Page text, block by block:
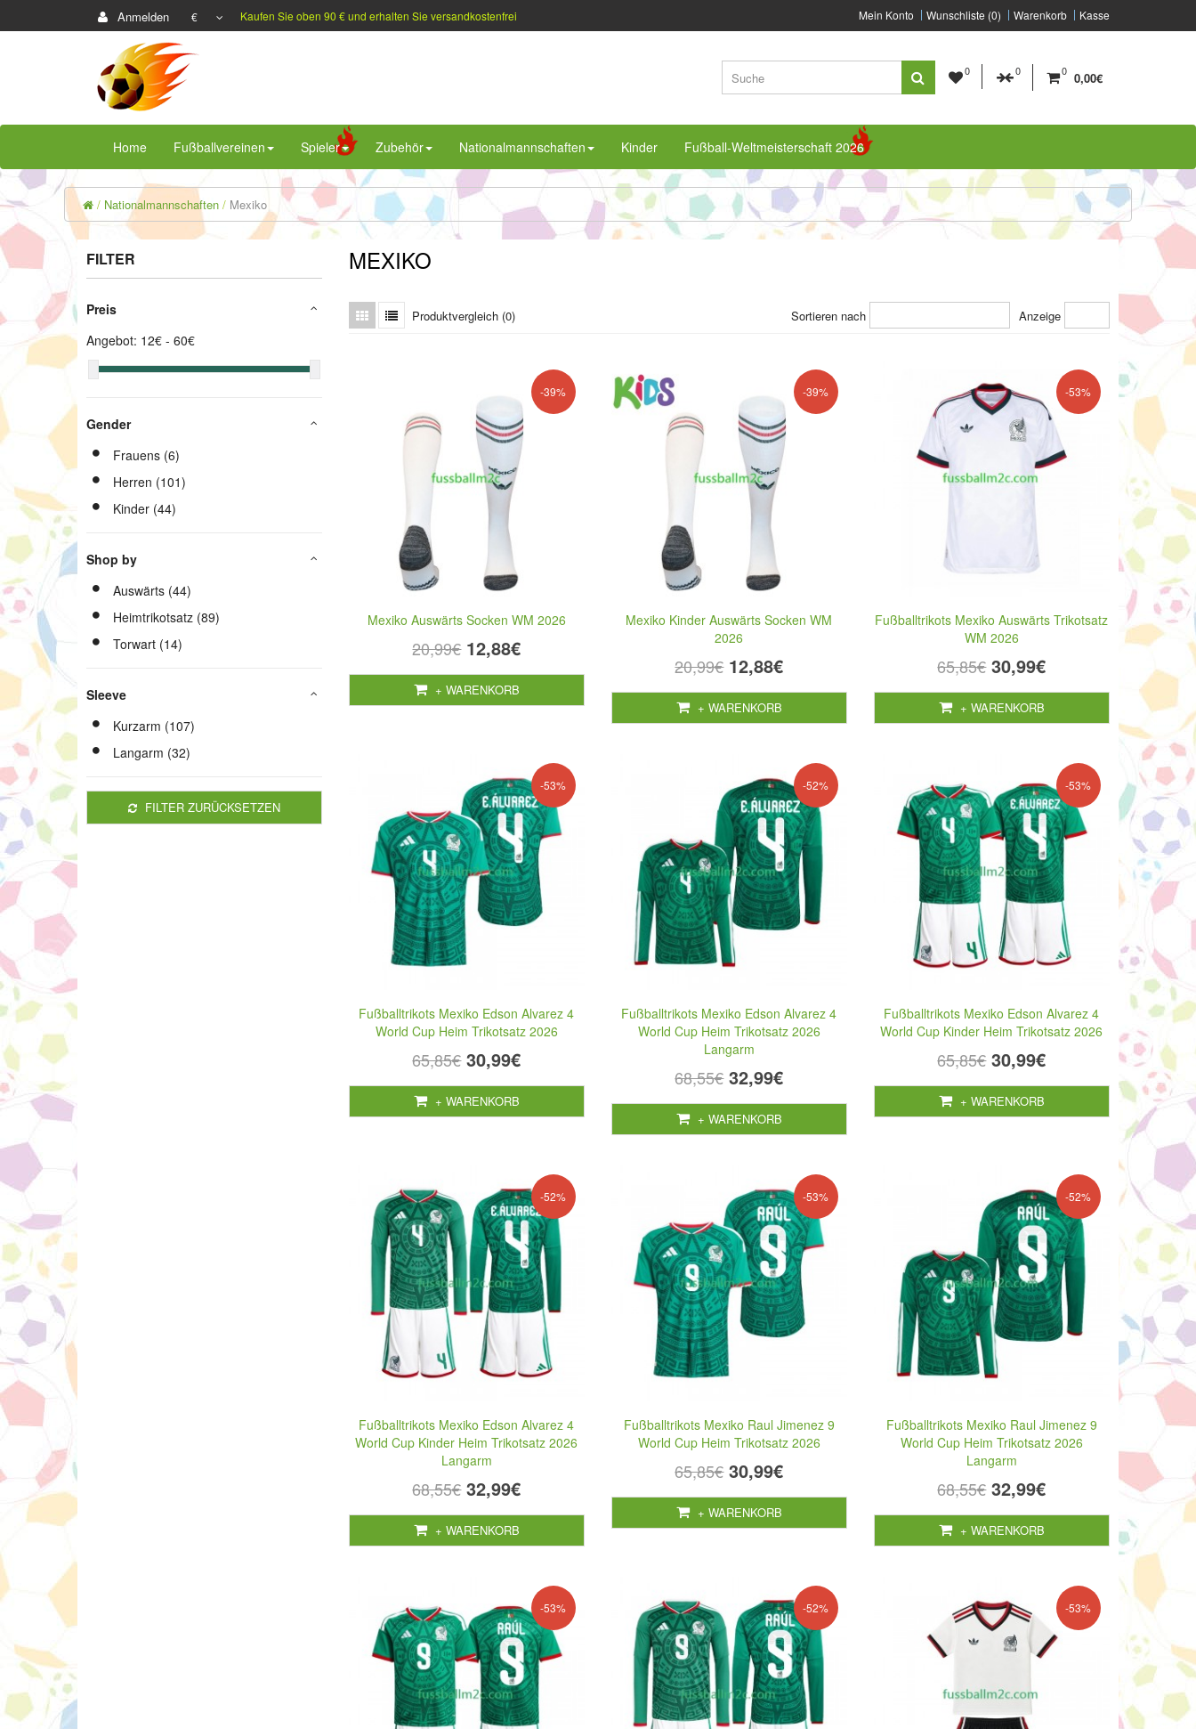
Anmelden € Kaufen Sie oben 90 € und erhalten Sie versandkostenfrei Mein Konto Wunschliste (0) Warenkorb Kasse
0 0 0 0,00€
Home Fußballvereinen Spieler Zubehör Nationalmannschaften Kinder Fußball-Weltmeisterschaft 2026
Nationalmannschaften Mexiko
FILTER
Preis
Angebot: 12€ - 60€
Gender
Frauens (6)
Herren (101)
Kinder (44)
Shop by
Auswärts (44)
Heimtrikotsatz (89)
Torwart (14)
Sleeve
Kurzarm (107)
Langarm (32)
FILTER ZURÜCKSETZEN
MEXIKO
Anzeige
Sortieren nach
Produktvergleich (0)
-39%
Mexiko Auswärts Socken WM 2026
20,99€ 12,88€
+ WARENKORB
-39%
Mexiko Kinder Auswärts Socken WM
2026
20,99€ 12,88€
+ WARENKORB
-53%
Fußballtrikots Mexiko Auswärts Trikotsatz
WM 2026
65,85€ 30,99€
+ WARENKORB
-53%
Fußballtrikots Mexiko Edson Alvarez 4
World Cup Heim Trikotsatz 2026
65,85€ 30,99€
+ WARENKORB
-52%
Fußballtrikots Mexiko Edson Alvarez 4
World Cup Heim Trikotsatz 2026
Langarm
68,55€ 32,99€
+ WARENKORB
-53%
Fußballtrikots Mexiko Edson Alvarez 4
World Cup Kinder Heim Trikotsatz 2026
65,85€ 30,99€
+ WARENKORB
-52%
Fußballtrikots Mexiko Edson Alvarez 4
World Cup Kinder Heim Trikotsatz 2026
Langarm
68,55€ 32,99€
+ WARENKORB
-53%
Fußballtrikots Mexiko Raul Jimenez 9
World Cup Heim Trikotsatz 2026
65,85€ 30,99€
+ WARENKORB
-52%
Fußballtrikots Mexiko Raul Jimenez 9
World Cup Heim Trikotsatz 2026
Langarm
68,55€ 32,99€
+ WARENKORB
-53% -52% -53%